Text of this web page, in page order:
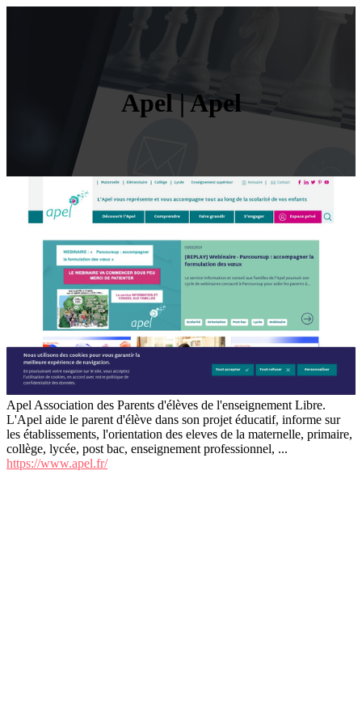
Apel | Apel
Apel Association des Parents d'élèves de l'enseignement Libre.
L'Apel aide le parent d'élève dans son projet éducatif, informe sur
les établissements, l'orientation des eleves de la maternelle, primaire,
collège, lycée, post bac, enseignement professionnel, ...
https://www.apel.fr/